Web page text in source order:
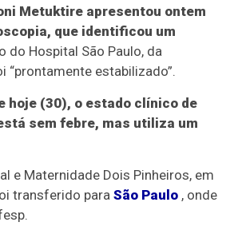
Metuktire apresentou ontem
que identificou um
do Hospital São Paulo, da
“prontamente estabilizado”.
hoje (30), o estado clínico de
sem febre, mas utiliza um
e Maternidade Dois Pinheiros, em
transferido para São Paulo , onde